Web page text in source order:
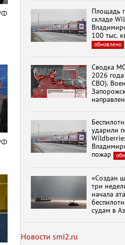
Бренды
эпохи
вымрем»
К
Г.А.
КПРФ
фракции
РФ
фильм
Бить
Площадь
складе
100 тыс.
обновлено
Сводка
2026
СВО).
ударили
пожар
«Создан
три
начала
судам в
Новости smi2.ru